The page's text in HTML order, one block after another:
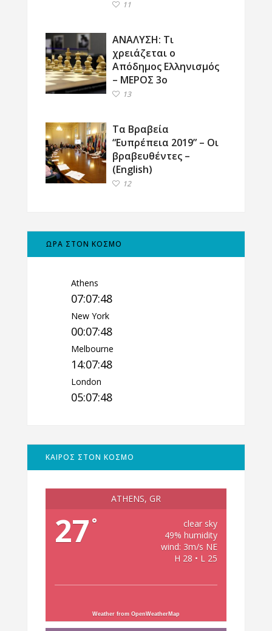
11
ΑΝΑΛΥΣΗ: Τι
χρειάζεται ο
Απόδημος Ελληνισμός
– ΜΕΡΟΣ 3ο
13
Τα Βραβεία
“Ευπρέπεια 2019” – Οι
βραβευθέντες –
(English)
12
ΩΡΑ ΣΤΟΝ ΚΟΣΜΟ
Athens
07:07:49
New York
00:07:49
Melbourne
14:07:49
London
05:07:49
ΚΑΙΡΟΣ ΣΤΟΝ ΚΟΣΜΟ
ATHENS, GR
27 °
clear sky
49% humidity
wind: 3m/s NE
H 28 • L 25
Weather from OpenWeatherMap